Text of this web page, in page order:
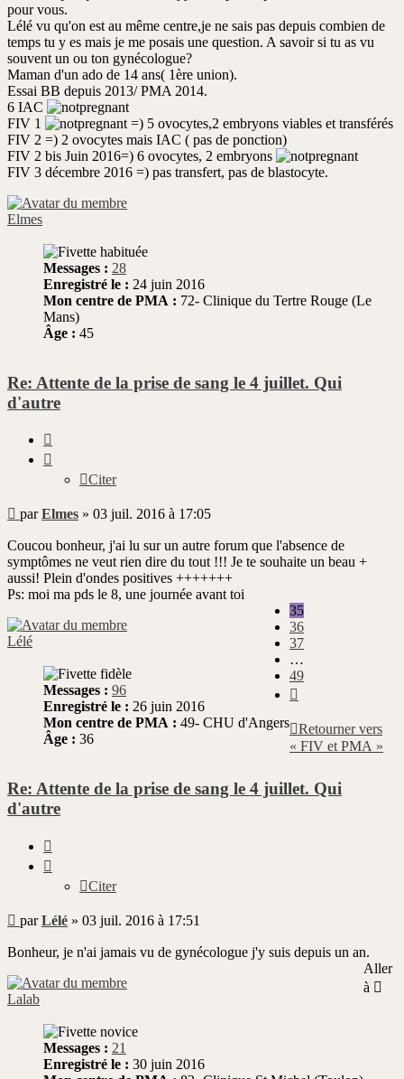
pour vous.
Lélé vu qu'on est au même centre,je ne sais pas depuis combien de
temps tu y es mais je me posais une question. A savoir si tu as vu
souvent un ou ton gynécologue?
Maman d'un ado de 14 ans( 1ère union).
Essai BB depuis 2013/ PMA 2014.
6 IAC
FIV 1
=) 5 ovocytes,2 embryons viables et transférés
FIV 2 =) 2 ovocytes mais IAC ( pas de ponction)
FIV 2 bis Juin 2016=) 6 ovocytes, 2 embryons
FIV 3 décembre 2016 =) pas transfert, pas de blastocyte.
Elmes
Messages : 28
Enregistré le : 24 juin 2016
Mon centre de PMA : 72- Clinique du Tertre Rouge (Le
Mans)
Âge : 45
Re: Attente de la prise de sang le 4 juillet. Qui
d'autre
Citer
Message
lu
parElmes » 03 juil. 2016 à 17:05
Coucou bonheur, j'ai lu sur un autre forum que l'absence de
symptômes ne veut rien dire du tout !!! Je te souhaite un beau +
aussi! Plein d'ondes positives +++++++
Ps: moi ma pds le 8, une journée avant toi
Lélé
Messages : 96
Enregistré le : 26 juin 2016
Mon centre de PMA : 49- CHU d'Angers
Âge : 36
Re: Attente de la prise de sang le 4 juillet. Qui
d'autre
Citer
Message
non
lu
parLélé » 03 juil. 2016 à 17:51
Bonheur, je n'ai jamais vu de gynécologue j'y suis depuis un an.
Lalab
Messages : 21
Enregistré le : 30 juin 2016
35
36
37
…
49
Retourner vers
« FIV et PMA »
Aller
à